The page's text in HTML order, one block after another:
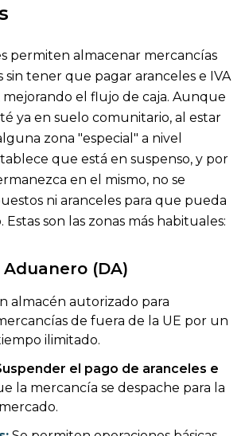
permiten almacenar mercancías
sin tener que pagar aranceles e IVA
el flujo de caja. Aunque
ya en suelo comunitario, al estar
zona "especial" a nivel
que está en suspenso, y por
en el mismo, no se
ni aranceles para que pueda
Estas son las zonas más habituales:
(DA)
almacén autorizado para
de fuera de la UE por un
ilimitado.
el pago de aranceles e
la mercancía se despache para la